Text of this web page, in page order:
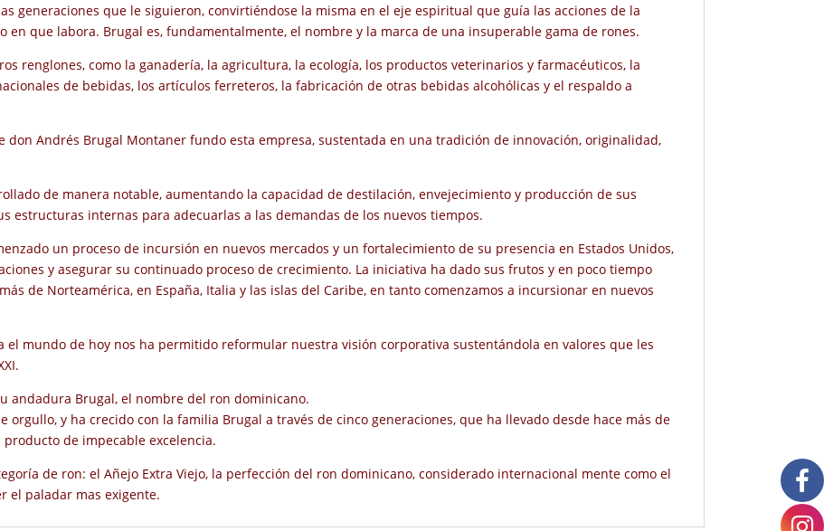
generaciones que le siguieron, convirtiéndose la misma en el eje espiritual que guía las acciones de la
en que labora. Brugal es, fundamentalmente, el nombre y la marca de una insuperable gama de rones.
renglones, como la ganadería, la agricultura, la ecología, los productos veterinarios y farmacéuticos, la
de bebidas, los artículos ferreteros, la fabricación de otras bebidas alcohólicas y el respaldo a
don Andrés Brugal Montaner fundo esta empresa, sustentada en una tradición de innovación, originalidad,
de manera notable, aumentando la capacidad de destilación, envejecimiento y producción de sus
estructuras internas para adecuarlas a las demandas de los nuevos tiempos.
un proceso de incursión en nuevos mercados y un fortalecimiento de su presencia en Estados Unidos,
y asegurar su continuado proceso de crecimiento. La iniciativa ha dado sus frutos y en poco tiempo
de Norteamérica, en España, Italia y las islas del Caribe, en tanto comenzamos a incursionar en nuevos
el mundo de hoy nos ha permitido reformular nuestra visión corporativa sustentándola en valores que les
andadura Brugal, el nombre del ron dominicano.
orgullo, y ha crecido con la familia Brugal a través de cinco generaciones, que ha llevado desde hace más de
de impecable excelencia.
de ron: el Añejo Extra Viejo, la perfección del ron dominicano, considerado internacional mente como el
el paladar mas exigente.